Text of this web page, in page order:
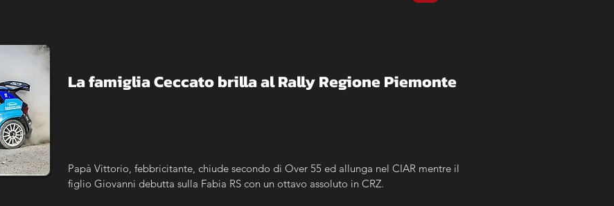
La famiglia Ceccato brilla al Rally Regione Piemonte
Papà Vittorio, febbricitante, chiude secondo di Over 55 ed allunga nel CIAR mentre il
figlio Giovanni debutta sulla Fabia RS con un ottavo assoluto in CRZ.